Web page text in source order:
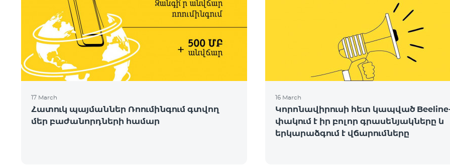
17 March
Հատուկ պայմաններ Ռոումինգում գտվող
մեր բաժանորդների համար
16 March
Կորոնավիրուսի հետ կապված
փակում է իր բոլոր գրասենյակները և
երկարաձգում է վճարումները